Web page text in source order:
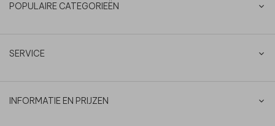
POPULAIRE CATEGORIEËN
SERVICE
INFORMATIE EN PRIJZEN